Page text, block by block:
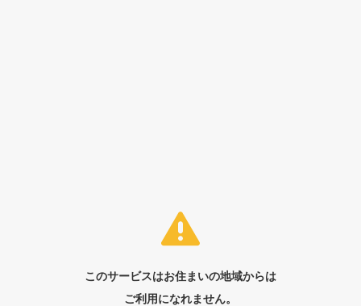
このサービスはお住まいの地域からは
ご利用になれません。